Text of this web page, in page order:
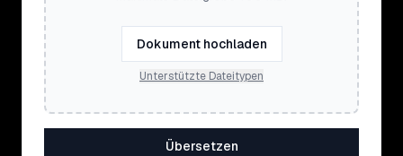
Dokument hochladen
Unterstützte Dateitypen
Übersetzen